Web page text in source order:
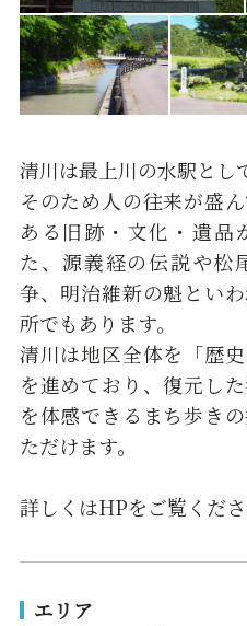
清川は最上川の水駅とし
そのため人の往来が盛
ある旧跡・文化・遺品
た、源義経の伝説や松
争、明治維新の魁とい
所でもあります。
清川は地区全体を「歴
を進めており、復元し
を体感できるまち歩き
ただけます。
詳しくはHPをご覧くださ
エリア